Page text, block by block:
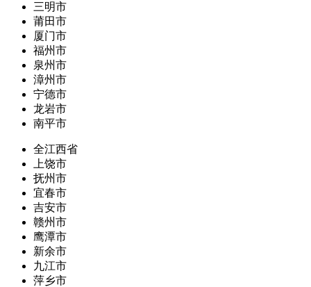
三明市
莆田市
厦门市
福州市
泉州市
漳州市
宁德市
龙岩市
南平市
全江西省
上饶市
抚州市
宜春市
吉安市
赣州市
鹰潭市
新余市
九江市
萍乡市